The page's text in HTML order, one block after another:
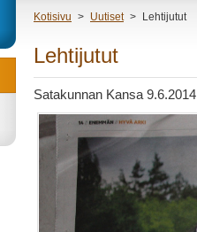
Kotisivu > Uutiset > Lehtijutut
Lehtijutut
Satakunnan Kansa 9.6.2014